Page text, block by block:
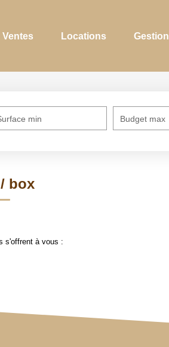
Ventes Locations Gestion
min Budget max
box
s'offrent à vous :